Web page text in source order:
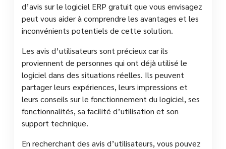
d’avis sur le logiciel ERP gratuit que vous envisagez
peut vous aider à comprendre les avantages et les
inconvénients potentiels de cette solution.
Les avis d’utilisateurs sont précieux car ils
proviennent de personnes qui ont déjà utilisé le
logiciel dans des situations réelles. Ils peuvent
partager leurs expériences, leurs impressions et
leurs conseils sur le fonctionnement du logiciel, ses
fonctionnalités, sa facilité d’utilisation et son
support technique.
En recherchant des avis d’utilisateurs, vous pouvez